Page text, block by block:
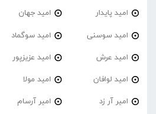
امید پایدار امید جهان
امید سوسنی امید سوگماد
امید عرش امید عزیزپور
امید لوافان امید مولا
امیر آر زد امیر آرسام